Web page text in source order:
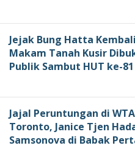
Jejak Bung Hatta
Makam Tanah Kusir
Publik Sambut HUT ke-81
Jajal Peruntungan di
Toronto, Janice Tjen
Samsonova di Babak